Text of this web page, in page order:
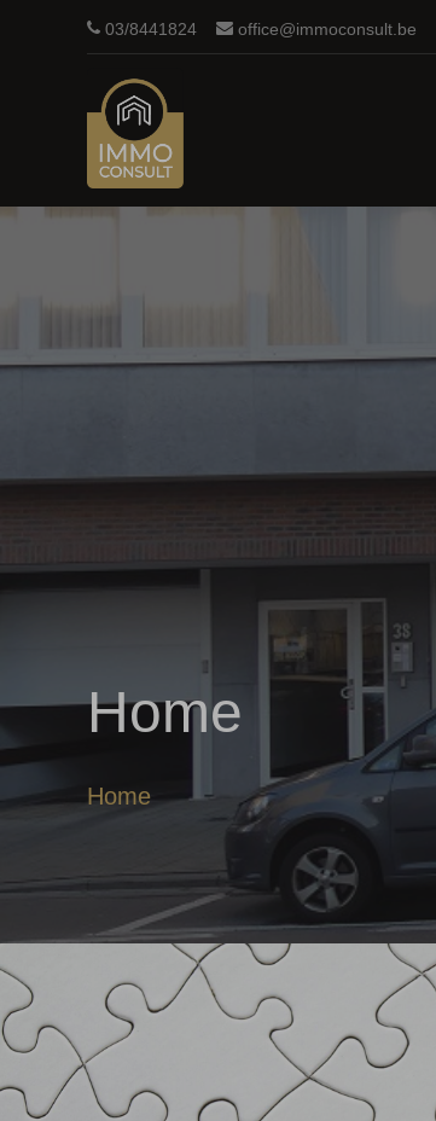
03/8441824 office@immoconsult.be
Home
Home